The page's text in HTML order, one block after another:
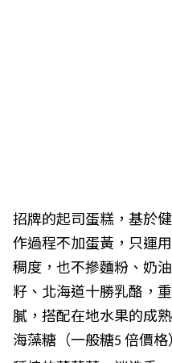
招牌的起司蛋糕，基於
作過程不加蛋黃，只運
稠度，也不摻麵粉、奶
籽、北海道十勝乳酪，
膩，搭配在地水果的成
海藻糖（一般糖5 倍價